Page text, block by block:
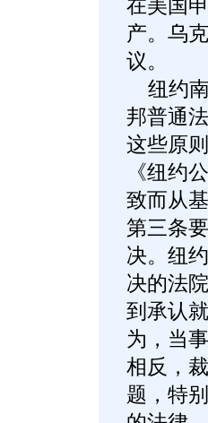
在美国
产。乌
议。
纽约南
邦普通
这些原
《纽约
致而从
第三条
决。纽
决的法
到承认
为，当
相反，
题，特